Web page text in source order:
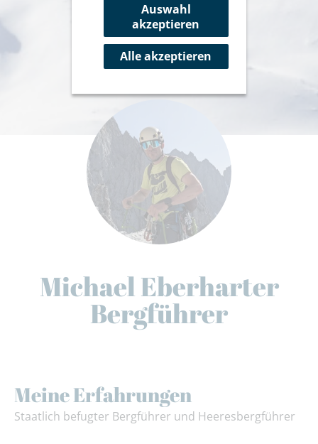
Michael Eberharter
Bergführer
Meine Erfahrungen
Staatlich befugter Bergführer und Heeresbergführer
Auswahl
akzeptieren
Alle akzeptieren